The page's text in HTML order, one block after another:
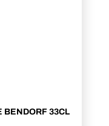
BENDORF 33CL